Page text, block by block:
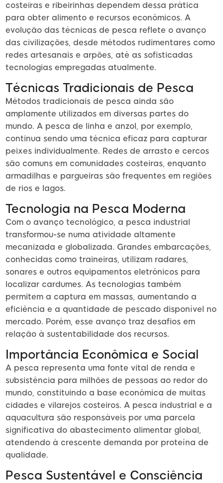
costeiras e ribeirinhas dependem dessa prática
para obter alimento e recursos econômicos. A
evolução das técnicas de pesca reflete o avanço
das civilizações, desde métodos rudimentares como
redes artesanais e arpões, até as sofisticadas
tecnologias empregadas atualmente.
Técnicas Tradicionais de Pesca
Métodos tradicionais de pesca ainda são
amplamente utilizados em diversas partes do
mundo. A pesca de linha e anzol, por exemplo,
continua sendo uma técnica eficaz para capturar
peixes individualmente. Redes de arrasto e cercos
são comuns em comunidades costeiras, enquanto
armadilhas e pargueiras são frequentes em regiões
de rios e lagos.
Tecnologia na Pesca Moderna
Com o avanço tecnológico, a pesca industrial
transformou-se numa atividade altamente
mecanizada e globalizada. Grandes embarcações,
conhecidas como traineiras, utilizam radares,
sonares e outros equipamentos eletrônicos para
localizar cardumes. As tecnologias também
permitem a captura em massas, aumentando a
eficiência e a quantidade de pescado disponível no
mercado. Porém, esse avanço traz desafios em
relação à sustentabilidade dos recursos.
Importância Econômica e Social
A pesca representa uma fonte vital de renda e
subsistência para milhões de pessoas ao redor do
mundo, constituindo a base econômica de muitas
cidades e vilarejos costeiros. A pesca industrial e a
aquacultura são responsáveis por uma parcela
significativa do abastecimento alimentar global,
atendendo à crescente demanda por proteína de
qualidade.
Pesca Sustentável e Consciência